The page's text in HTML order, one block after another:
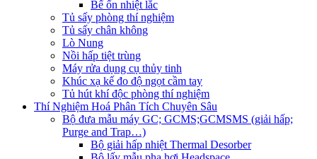
Bể ổn nhiệt lắc
Tủ sấy phòng thí nghiệm
Tủ sấy chân không
Lò Nung
Nồi hấp tiệt trùng
Máy rửa dụng cụ thủy tinh
Khúc xạ kế đo độ ngọt cầm tay
Tủ hút khí độc phòng thí nghiệm
Thí Nghiệm Hoá Phân Tích Chuyên Sâu
Bộ đưa mẫu máy GC; GCMS;GCMSMS (giải hấp;
Purge and Trap…)
Bộ giải hấp nhiệt Thermal Desorber